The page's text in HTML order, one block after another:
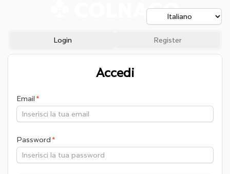
Login Register
Accedi
Email
Password